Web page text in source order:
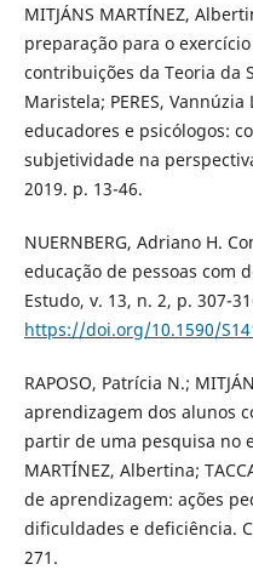
MITJÁNS MARTÍNEZ,
preparação para o
contribuições da Teoria da
Maristela; PERES,
educadores e psicólogos:
subjetividade na
2019. p. 13-46.
NUERNBERG, Adriano H.
educação de pessoas com
Estudo, v. 13, n. 2, p. 307-
https://doi.org/10.1590/
RAPOSO, Patrícia N.;
aprendizagem dos alunos
partir de uma pesquisa no
MARTÍNEZ, Albertina;
de aprendizagem: ações
dificuldades e deficiência.
271.